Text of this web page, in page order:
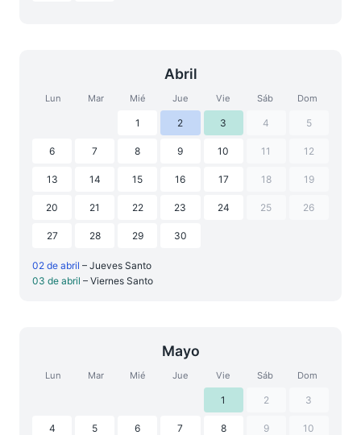
Abril
Lun Mar Mié Jue Vie Sáb Dom
1 2 3 4 5
6 7 8 9 10 11 12
13 14 15 16 17 18 19
20 21 22 23 24 25 26
27 28 29 30
02 de abril – Jueves Santo
03 de abril – Viernes Santo
Mayo
Lun Mar Mié Jue Vie Sáb Dom
1 2 3
4 5 6 7 8 9 10